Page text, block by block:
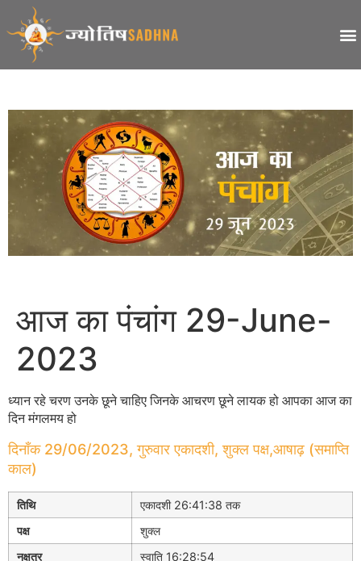
आज का पंचांग 29-June-
2023
ध्यान रहे चरण उनके छूने चाहिए जिनके आचरण छूने लायक हो आपका आज का
दिन मंगलमय हो
दिनाँक 29/06/2023, गुरुवार एकादशी, शुक्ल पक्ष,आषाढ़ (समाप्ति
काल)
तिथि
एकादशी 26:41:38 तक
पक्ष
शुक्ल
नक्षत्र
स्वाति 16:28:54